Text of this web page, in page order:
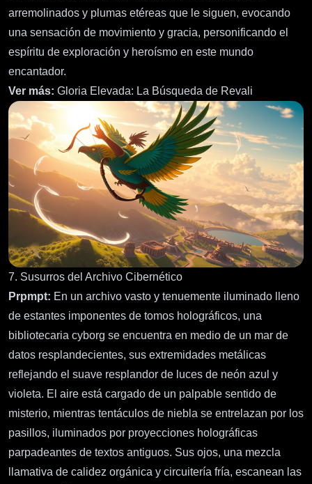
arremolinados y plumas etéreas que le siguen, evocando
una sensación de movimiento y gracia, personificando el
espíritu de exploración y heroísmo en este mundo
encantador.
Ver más: Gloria Elevada: La Búsqueda de Revali
7. Susurros del Archivo Cibernético
Prpmpt: En un archivo vasto y tenuemente iluminado lleno
de estantes imponentes de tomos holográficos, una
bibliotecaria cyborg se encuentra en medio de un mar de
datos resplandecientes, sus extremidades metálicas
reflejando el suave resplandor de luces de neón azul y
violeta. El aire está cargado de un palpable sentido de
misterio, mientras tentáculos de niebla se entrelazan por los
pasillos, iluminados por proyecciones holográficas
parpadeantes de textos antiguos. Sus ojos, una mezcla
llamativa de calidez orgánica y circuitería fría, escanean las